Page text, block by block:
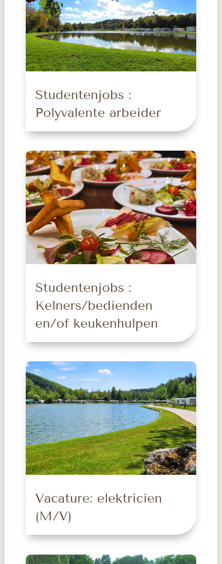
Studentenjobs :
Polyvalente arbeider
Studentenjobs :
Kelners/bedienden
en/of keukenhulpen
Vacature: elektricien
(M/V)